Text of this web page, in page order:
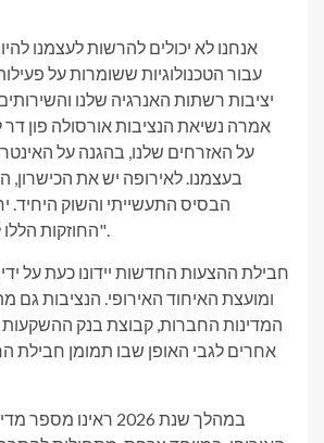
עבור הטכנולוגיות ששומרות על
יציבות רשתות האנרגיה שלנו
אמרה נשיאת הנציבות אורסולה פון דר
על האזרחים שלנו, בהגנה על
בעצמנו. לאירופה יש את הכישרון,
הבסיס התעשייתי והשוק היחיד.
החוזקות הללו לריבונות טכנולוגית".
חבילת ההצעות החדשות יידונו כעת על
ומועצת האיחוד האירופי. הנציבות גם
המדינות החברות, קבוצת בנק ההשקעות
אחרים לגבי האופן שבו תמומן חבילת
במהלך שנת 2026